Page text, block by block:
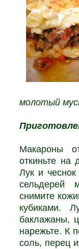
молотый
Макароны
откиньте на
Лук и
сельдерей
снимите
кубиками.
баклажаны,
нарежьте. К
соль, перец